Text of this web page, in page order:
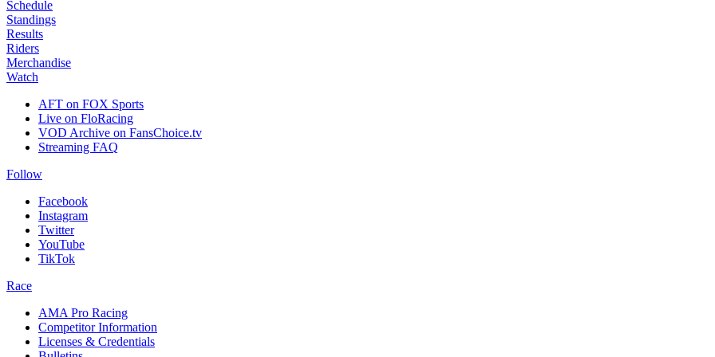
Schedule
Standings
Results
Riders
Merchandise
Watch
AFT on FOX Sports
Live on FloRacing
VOD Archive on FansChoice.tv
Streaming FAQ
Follow
Facebook
Instagram
Twitter
YouTube
TikTok
Race
AMA Pro Racing
Competitor Information
Licenses & Credentials